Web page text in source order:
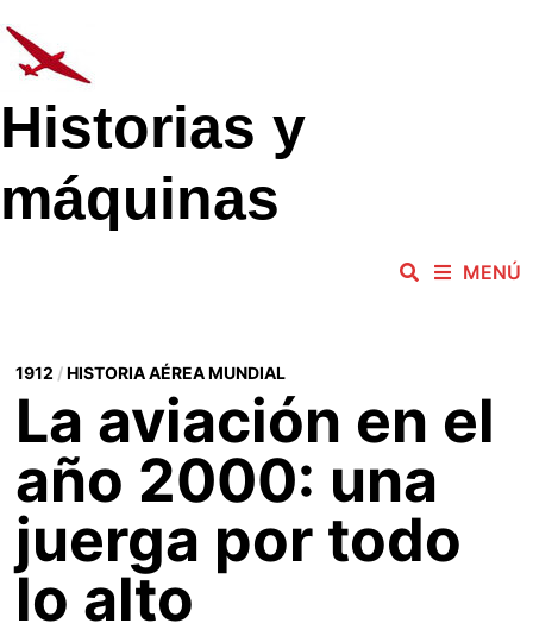
al
contenido
Historias y
máquinas
MENÚ
1912 /HISTORIA AÉREA MUNDIAL
La aviación en el
año 2000: una
juerga por todo
lo alto